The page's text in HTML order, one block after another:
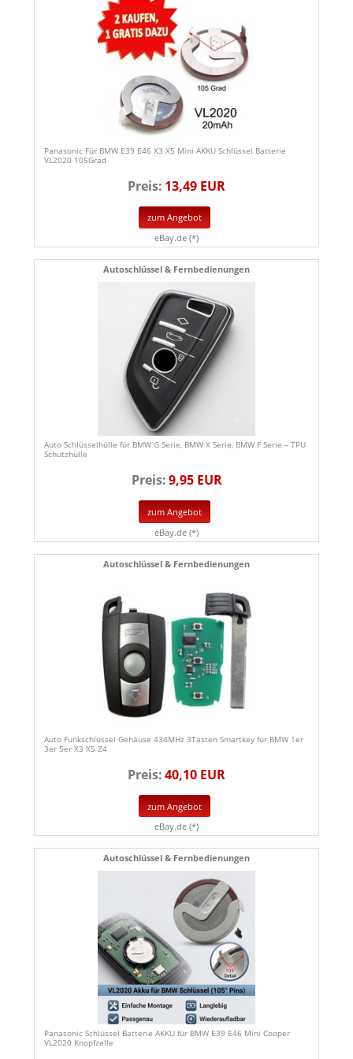
Panasonic Für BMW E39 E46 X3 X5 Mini AKKU Schlüssel Batterie
VL2020 105Grad
Preis: 13,49 EUR
zum Angebot
eBay.de (*)
Autoschlüssel & Fernbedienungen
Auto Schlüsselhülle für BMW G Serie, BMW X Serie, BMW F Serie – TPU
Schutzhülle
Preis:9,95 EUR
zum Angebot
eBay.de (*)
Autoschlüssel & Fernbedienungen
Auto Funkschlüssel Gehäuse 434MHz 3Tasten Smartkey für BMW 1er
3er 5er X3 X5 Z4
Preis:40,10 EUR
zum Angebot
eBay.de (*)
Autoschlüssel & Fernbedienungen
Panasonic Schlüssel Batterie AKKU für BMW E39 E46 Mini Cooper
VL2020 Knopfzelle